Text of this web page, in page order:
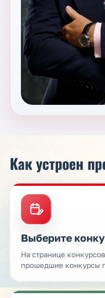
Как устроен
Выберите
На странице
прошедшие конкурсы